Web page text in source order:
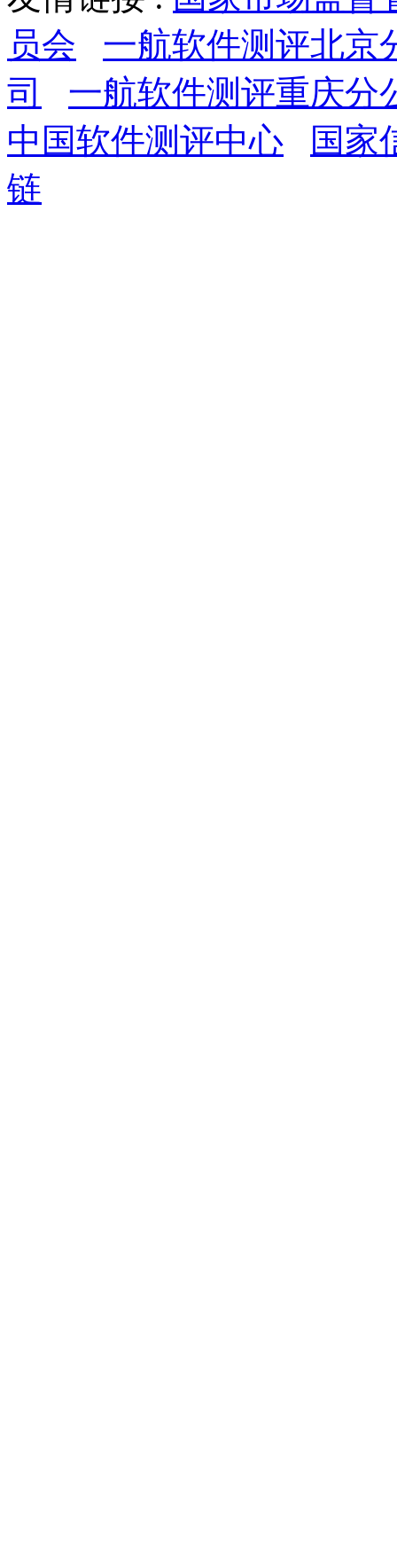
员会
一航软件测评北京
司
一航软件测评重庆分
中国软件测评中心
国家
链